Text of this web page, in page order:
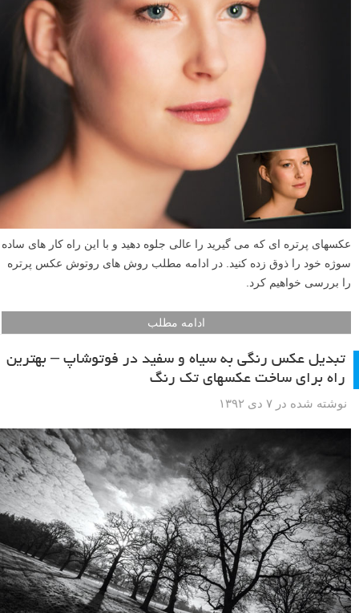
عکسهای پرتره ای که می گیرید را عالی جلوه دهید و با این راه کار های ساده
سوژه خود را ذوق زده کنید. در ادامه مطلب روش های روتوش عکس پرتره
را بررسی خواهیم کرد.
ادامه مطلب
تبدیل عکس رنگی به سیاه و سفید در فوتوشاپ – بهترین
راه برای ساخت عکسهای تک رنگ
نوشته شده در ۷ دی ۱۳۹۲